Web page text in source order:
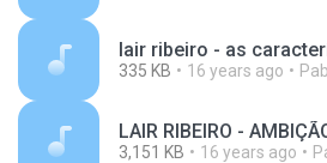
335 KB 16 years ago
LAIR RIBEIRO -
3,151 KB 16 years ago